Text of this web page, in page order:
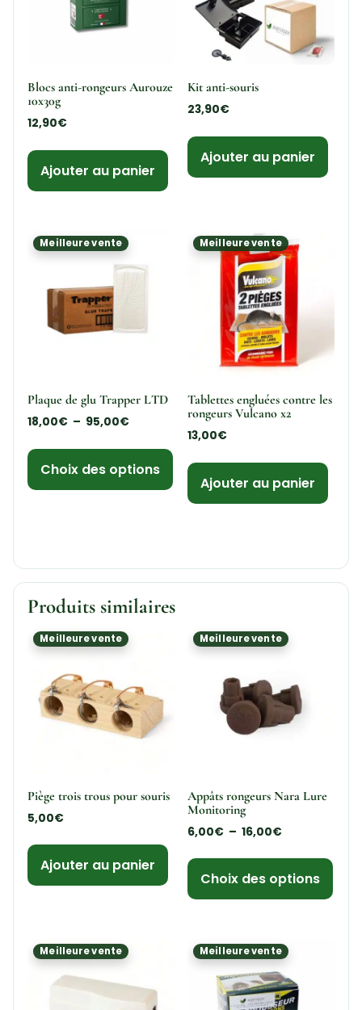
Blocs anti-rongeurs Aurouze
10x30g
12,90€
Ajouter au panier
Kit anti-souris
23,90€
Ajouter au panier
Meilleure vente
Plaque de glu Trapper LTD
18,00€ – 95,00€
Choix des options
Meilleure vente
Tablettes engluées contre les
rongeurs Vulcano x2
13,00€
Ajouter au panier
Produits similaires
Meilleure vente
Piège trois trous pour souris
5,00€
Ajouter au panier
Meilleure vente
Appâts rongeurs Nara Lure
Monitoring
6,00€ – 16,00€
Choix des options
Meilleure vente Meilleure vente